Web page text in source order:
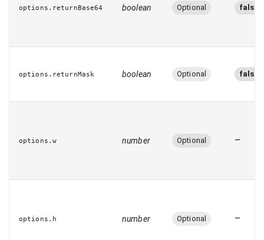
options.returnBase64 boolean Optional false
options.returnMask boolean Optional false
options.w number Optional –
options.h number Optional –